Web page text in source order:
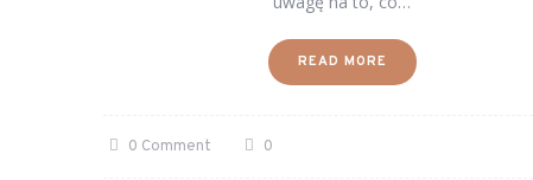
READ MORE
0 Comment 0